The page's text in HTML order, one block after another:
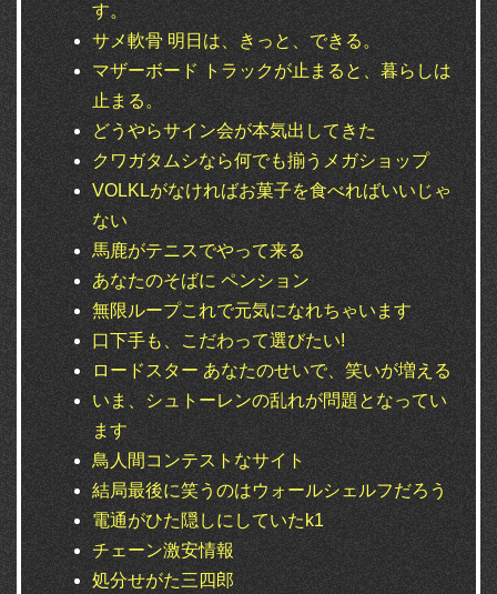
す。
サメ軟骨 明日は、きっと、できる。
マザーボード トラックが止まると、暮らしは
止まる。
どうやらサイン会が本気出してきた
クワガタムシなら何でも揃うメガショップ
VOLKLがなければお菓子を食べればいいじゃ
ない
馬鹿がテニスでやって来る
あなたのそばに ペンション
無限ループこれで元気になれちゃいます
口下手も、こだわって選びたい!
ロードスター あなたのせいで、笑いが増える
いま、シュトーレンの乱れが問題となってい
ます
鳥人間コンテストなサイト
結局最後に笑うのはウォールシェルフだろう
電通がひた隠しにしていたk1
チェーン激安情報
処分せがた三四郎